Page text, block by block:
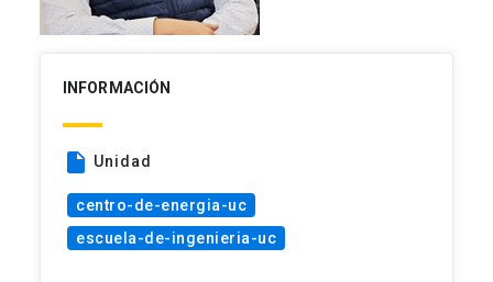
INFORMACIÓN
insert_drive_file Unidad
centro-de-energia-uc
escuela-de-ingenieria-uc